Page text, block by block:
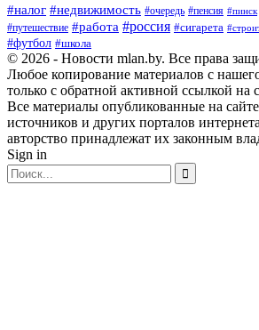
#налог #недвижимость #очередь #пенсия #пинск
#путешествие #работа #россия #сигарета
#футбол #школа
© 2026 - Новости mlan.by. Все права
Любое копирование материалов с
только с обратной активной ссылкой на
Все материалы опубликованные на
источников и других порталов
авторство принадлежат их законным
Sign in